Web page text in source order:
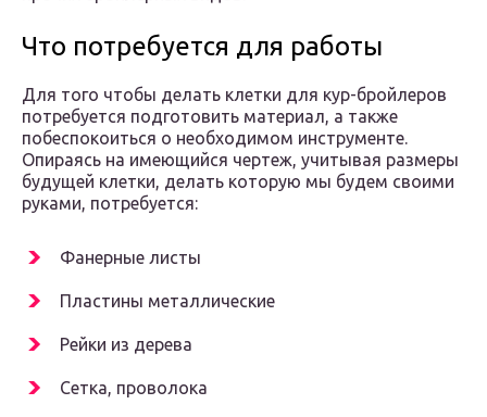
Что потребуется для работы
Для того чтобы делать клетки для кур-бройлеров
потребуется подготовить материал, а также
побеспокоиться о необходимом инструменте.
Опираясь на имеющийся чертеж, учитывая размеры
будущей клетки, делать которую мы будем своими
руками, потребуется:
Фанерные листы
Пластины металлические
Рейки из дерева
Сетка, проволока